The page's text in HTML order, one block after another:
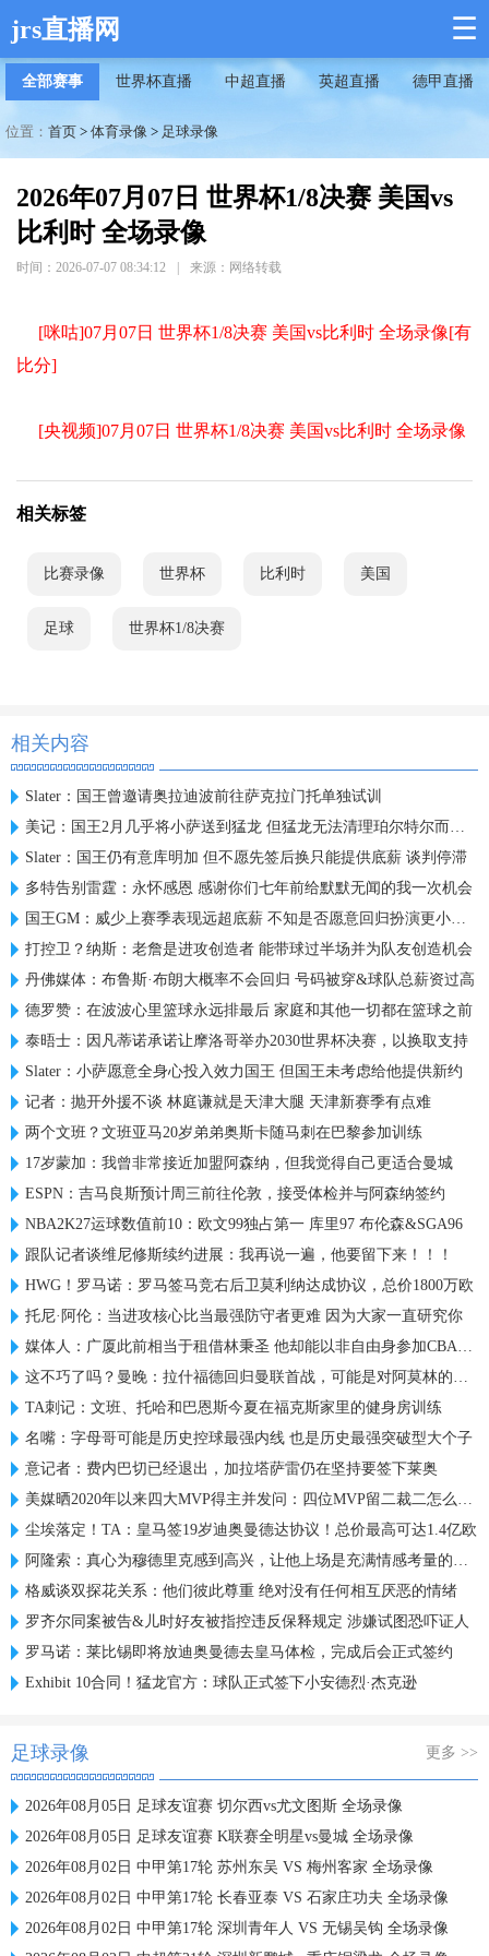
jrs直播网 ☰
全部赛事 世界杯直播 中超直播 英超直播 德甲直播
位置： 首页 > 体育录像 > 足球录像
2026年07月07日 世界杯1/8决赛 美国vs
比利时 全场录像
时间：2026-07-07 08:34:12 来源：网络转载
[咪咕]07月07日 世界杯1/8决赛 美国vs比利时 全场录像[有
比分]
[央视频]07月07日 世界杯1/8决赛 美国vs比利时 全场录像
相关标签
比赛录像 世界杯 比利时 美国
足球 世界杯1/8决赛
相关内容
Slater：国王曾邀请奥拉迪波前往萨克拉门托单独试训
美记：国王2月几乎将小萨送到猛龙 但猛龙无法清理珀尔特尔而告吹
Slater：国王仍有意库明加 但不愿先签后换只能提供底薪 谈判停滞
多特告别雷霆：永怀感恩 感谢你们七年前给默默无闻的我一次机会
国王GM：威少上赛季表现远超底薪 不知是否愿意回归扮演更小角色
打控卫？纳斯：老詹是进攻创造者 能带球过半场并为队友创造机会
丹佛媒体：布鲁斯·布朗大概率不会回归 号码被穿&球队总薪资过高
德罗赞：在波波心里篮球永远排最后 家庭和其他一切都在篮球之前
泰晤士：因凡蒂诺承诺让摩洛哥举办2030世界杯决赛，以换取支持
Slater：小萨愿意全身心投入效力国王 但国王未考虑给他提供新约
记者：抛开外援不谈 林庭谦就是天津大腿 天津新赛季有点难
两个文班？文班亚马20岁弟弟奥斯卡随马刺在巴黎参加训练
17岁蒙加：我曾非常接近加盟阿森纳，但我觉得自己更适合曼城
ESPN：吉马良斯预计周三前往伦敦，接受体检并与阿森纳签约
NBA2K27运球数值前10：欧文99独占第一 库里97 布伦森&SGA96
跟队记者谈维尼修斯续约进展：我再说一遍，他要留下来！！！
HWG！罗马诺：罗马签马竞右后卫莫利纳达成协议，总价1800万欧
托尼·阿伦：当进攻核心比当最强防守者更难 因为大家一直研究你
媒体人：广厦此前相当于租借林秉圣 他却能以非自由身参加CBA选秀
这不巧了吗？曼晚：拉什福德回归曼联首战，可能是对阿莫林的米兰
TA刺记：文班、托哈和巴恩斯今夏在福克斯家里的健身房训练
名嘴：字母哥可能是历史控球最强内线 也是历史最强突破型大个子
意记者：费内巴切已经退出，加拉塔萨雷仍在坚持要签下莱奥
美媒晒2020年以来四大MVP得主并发问：四位MVP留二裁二怎么选？
尘埃落定！TA：皇马签19岁迪奥曼德达协议！总价最高可达1.4亿欧
阿隆索：真心为穆德里克感到高兴，让他上场是充满情感考量的决定
格威谈双探花关系：他们彼此尊重 绝对没有任何相互厌恶的情绪
罗齐尔同案被告&儿时好友被指控违反保释规定 涉嫌试图恐吓证人
罗马诺：莱比锡即将放迪奥曼德去皇马体检，完成后会正式签约
Exhibit 10合同！猛龙官方：球队正式签下小安德烈·杰克逊
足球录像 更多 >>
2026年08月05日 足球友谊赛 切尔西vs尤文图斯 全场录像
2026年08月05日 足球友谊赛 K联赛全明星vs曼城 全场录像
2026年08月02日 中甲第17轮 苏州东吴 VS 梅州客家 全场录像
2026年08月02日 中甲第17轮 长春亚泰 VS 石家庄功夫 全场录像
2026年08月02日 中甲第17轮 深圳青年人 VS 无锡吴钩 全场录像